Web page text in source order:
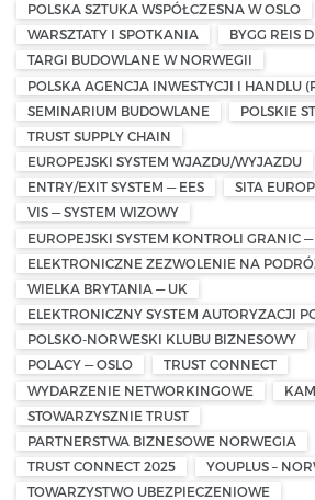
POLSKA SZTUKA WSPÓŁCZESNA W OSLO
WARSZTATY I SPOTKANIA
BYGG REIS
TARGI BUDOWLANE W NORWEGII
POLSKA AGENCJA INWESTYCJI I HANDLU
SEMINARIUM BUDOWLANE
POLSKIE
TRUST SUPPLY CHAIN
EUROPEJSKI SYSTEM WJAZDU/WYJAZDU
ENTRY/EXIT SYSTEM — EES
SITA
VIS — SYSTEM WIZOWY
EUROPEJSKI SYSTEM KONTROLI GRANIC —
ELEKTRONICZNE ZEZWOLENIE NA
WIELKA BRYTANIA — UK
ELEKTRONICZNY SYSTEM AUTORYZACJI
POLSKO-NORWESKI KLUBU BIZNESOWY
POLACY — OSLO
TRUST CONNECT
WYDARZENIE NETWORKINGOWE
STOWARZYSZNIE TRUST
PARTNERSTWA BIZNESOWE NORWEGIA
TRUST CONNECT 2025
YOUPLUS –
TOWARZYSTWO UBEZPIECZENIOWE